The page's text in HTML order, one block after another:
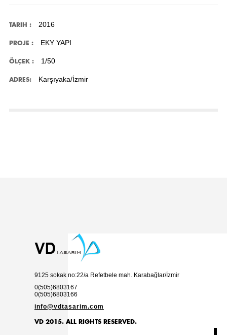
TARIH : 2016
PROJE : EKY YAPI
ÖLÇEK : 1/50
ADRES: Karşıyaka/İzmir
9125 sokak no:22/a Refetbele mah. Karabağlar/İzmir
0(505)6803167
0(505)6803166
info@vdtasarim.com
VD 2015. ALL RIGHTS RESERVED.